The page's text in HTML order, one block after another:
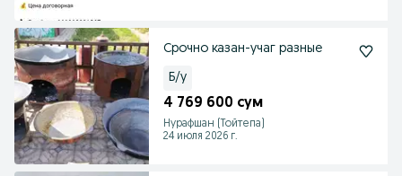
Срочно казан-учаг разные
Б/у
4 769 600 сум
Нурафшан (Тойтепа)
24 июля 2026 г.